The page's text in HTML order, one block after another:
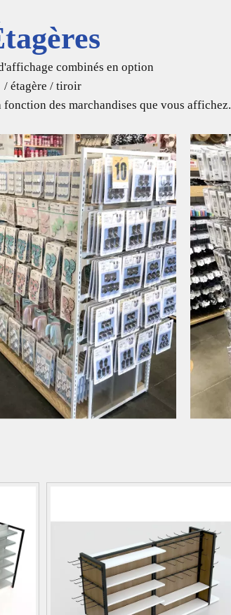
combinés en option
/ étagère / tiroir
fonction des marchandises que vous affichez.